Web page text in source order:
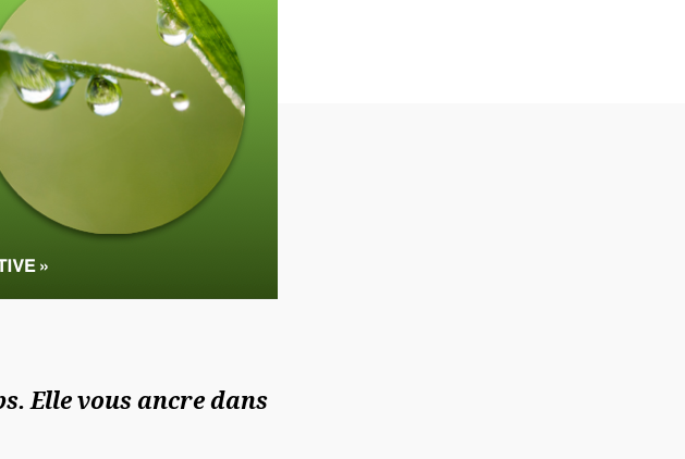
Elle vous ancre dans